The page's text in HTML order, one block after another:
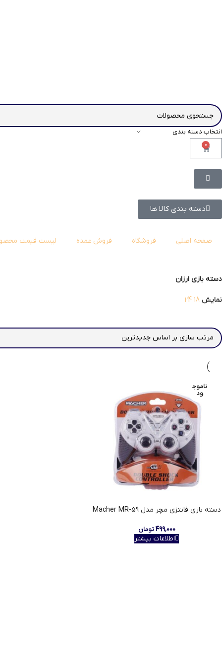
انتخاب دسته بندی
0
دسته بندی کالا ها
صفحه اصلی فروشگاه فروش عمده لیست قیمت
دسته بازی ارزان
نمایش 18
24
ناموج
ود
دسته بازی فانتزی مچر مدل Macher MR-59
۴۹۹,۰۰۰ تومان
اطلاعات بیشتر